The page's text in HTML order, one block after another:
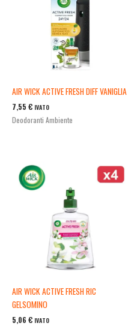
AIR WICK ACTIVE FRESH DIFF VANIGLIA
7,55 € IVATO
Deodoranti Ambiente
AIR WICK ACTIVE FRESH RIC
GELSOMINO
5,06 € IVATO